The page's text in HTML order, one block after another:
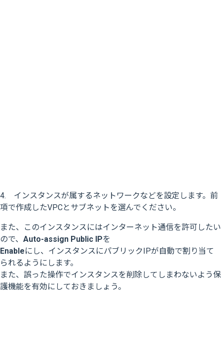
4. インスタンスが属するネットワークなどを設定します。前
項で作成したVPCとサブネットを選んでください。
また、このインスタンスにはインターネット通信を許可したい
ので、 Auto-assign Public IPを
Enableにし、インスタンスにパブリックIPが自動で割り当て
られるようにします。
また、誤った操作でインスタンスを削除してしまわないよう保
護機能を有効にしておきましょう。